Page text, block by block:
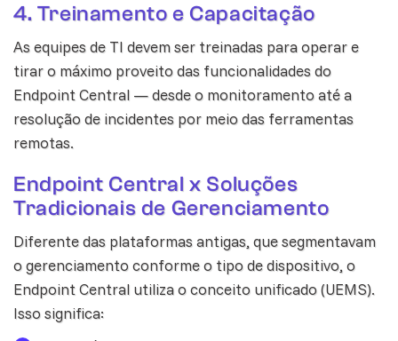
4. Treinamento e Capacitação
As equipes de TI devem ser treinadas para operar e
tirar o máximo proveito das funcionalidades do
Endpoint Central — desde o monitoramento até a
resolução de incidentes por meio das ferramentas
remotas.
Endpoint Central x Soluções
Tradicionais de Gerenciamento
Diferente das plataformas antigas, que segmentavam
o gerenciamento conforme o tipo de dispositivo, o
Endpoint Central utiliza o conceito unificado (UEMS).
Isso significa: